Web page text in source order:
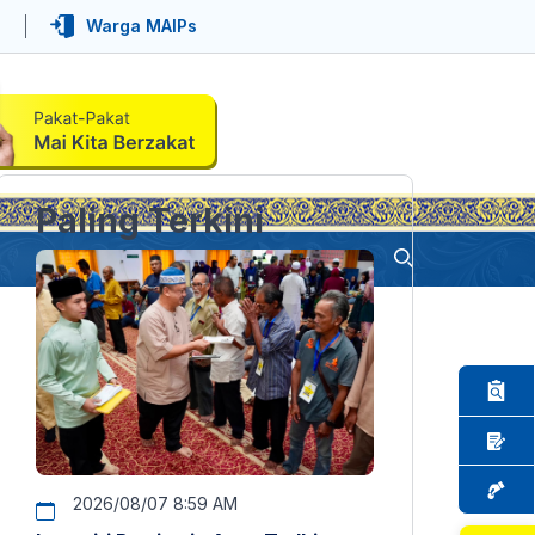
Warga MAIPs
Paling Terkini
2026/08/07 8:59 AM